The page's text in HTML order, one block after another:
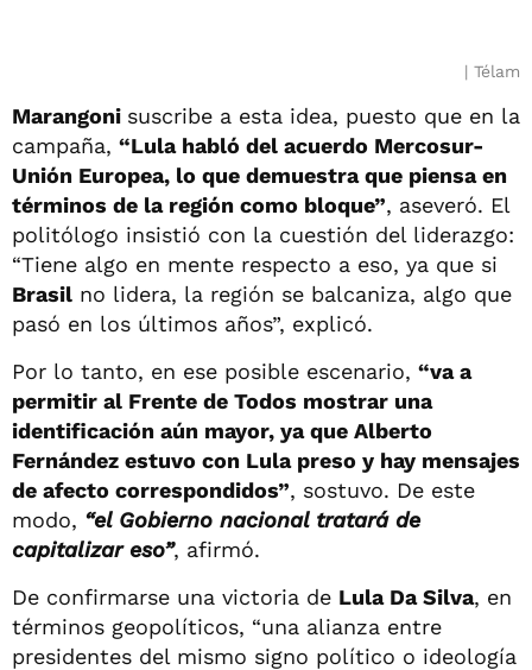
Télam
Marangoni suscribe a esta idea, puesto que en la
campaña, “Lula habló del acuerdo Mercosur-
Unión Europea, lo que demuestra que piensa en
términos de la región como bloque”, aseveró. El
politólogo insistió con la cuestión del liderazgo:
“Tiene algo en mente respecto a eso, ya que si
Brasil no lidera, la región se balcaniza, algo que
pasó en los últimos años”, explicó.
Por lo tanto, en ese posible escenario, “va a
permitir al Frente de Todos mostrar una
identificación aún mayor, ya que Alberto
Fernández estuvo con Lula preso y hay mensajes
de afecto correspondidos”, sostuvo. De este
modo, “el Gobierno nacional tratará de
capitalizar eso”, afirmó.
De confirmarse una victoria de Lula Da Silva, en
términos geopolíticos, “una alianza entre
presidentes del mismo signo político o ideología